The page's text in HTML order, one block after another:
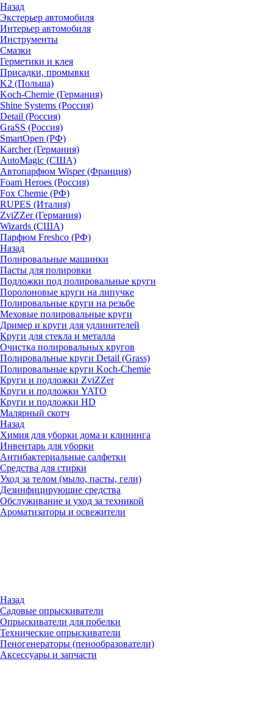
Назад
Экстерьер автомобиля
Интерьер автомобиля
Инструменты
Смазки
Герметики и клея
Присадки, промывки
K2 (Польша)
Koch-Chemie (Германия)
Shine Systems (Россия)
Detail (Россия)
GraSS (Россия)
SmartOpen (РФ)
Karcher (Германия)
AutoMagic (США)
Автопарфюм Wisper (Франция)
Foam Heroes (Россия)
Fox Chemie (РФ)
RUPES (Италия)
ZviZZer (Германия)
Wizards (США)
Парфюм Freshco (РФ)
Назад
Полировальные машинки
Пасты для полировки
Подложки под полировальные круги
Поролоновые круги на липучке
Полировальные круги на резьбе
Меховые полировальные круги
Дример и круги для удлинителей
Круги для стекла и металла
Очистка полировальных кругов
Полировальные круги Detail (Grass)
Полировальные круги Koch-Chemie
Круги и подложки ZviZZer
Круги и подложки YATO
Круги и подложки HD
Малярный скотч
Назад
Химия для уборки дома и клининга
Инвентарь для уборки
Антибактериальные салфетки
Средства для стирки
Уход за телом (мыло, пасты, гели)
Дезинфицирующие средства
Обслуживание и уход за техникой
Ароматизаторы и освежители
Назад
Садовые опрыскиватели
Опрыскиватели для побелки
Технические опрыскиватели
Пеногенераторы (пенообразователи)
Аксессуары и запчасти